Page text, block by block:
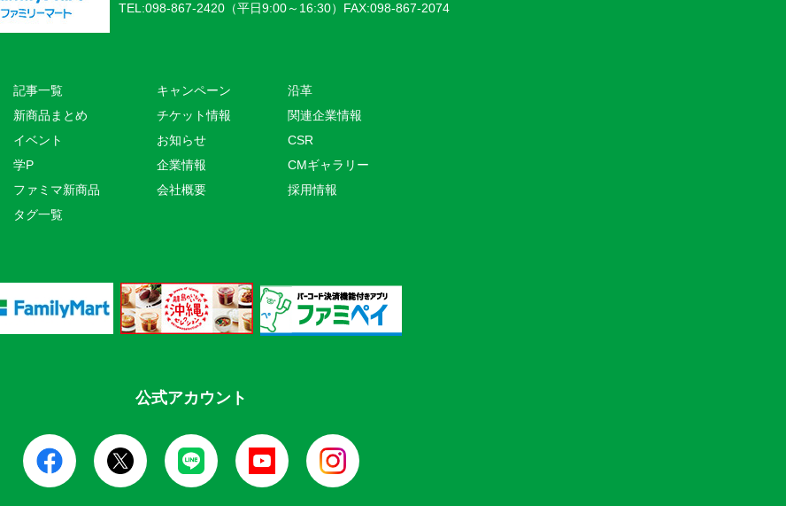
TEL:098-867-2420（平日9:00～16:30） FAX:098-867-2074
記事一覧
新商品まとめ
イベント
学P
ファミマ新商品
タグ一覧
キャンペーン
チケット情報
お知らせ
企業情報
会社概要
沿革
関連企業情報
CSR
CMギャラリー
採用情報
公式アカウント